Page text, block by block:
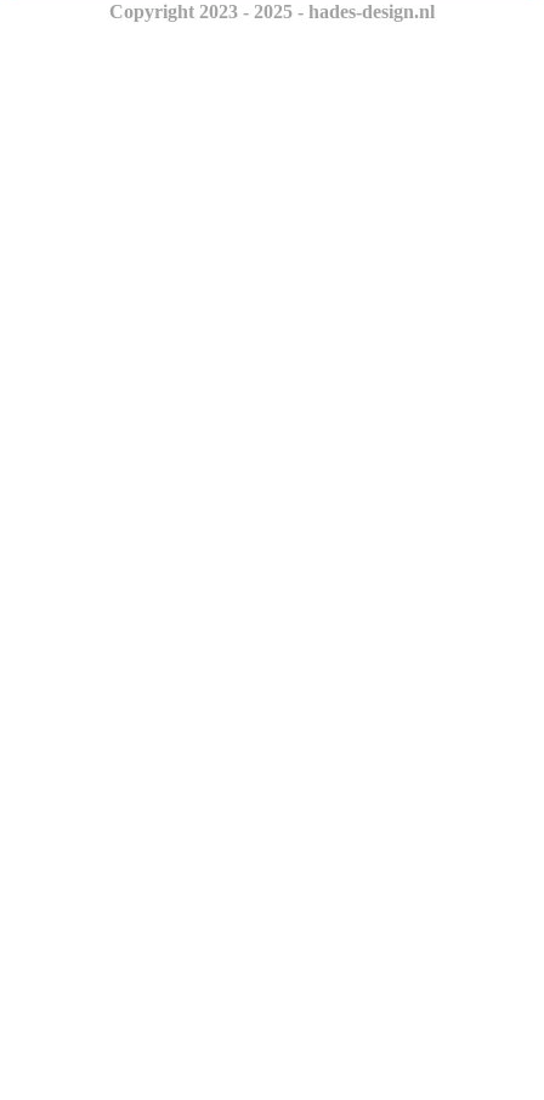
Copyright 2023 - 2025 - hades-design.nl